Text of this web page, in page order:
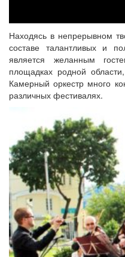
Находясь в непрерывном
составе талантливых и
является желанным
площадках родной
Камерный оркестр много
различных фестивалях.